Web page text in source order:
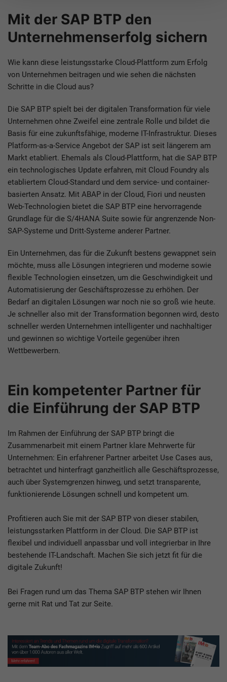
Mit der SAP BTP den
Unternehmenserfolg sichern
Wie kann diese leistungsstarke Cloud-Plattform zum Erfolg
von Unternehmen beitragen und wie sehen die nächsten
Schritte in die Cloud aus?
Die SAP BTP spielt bei der digitalen Transformation für viele
Unternehmen ohne Zweifel eine zentrale Rolle und bildet die
Basis für eine zukunftsfähige, moderne IT-Infrastruktur. Dieses
Platform-as-a-Service Angebot der SAP ist seit längerem am
Markt etabliert. Ehemals als Cloud-Plattform, hat die SAP BTP
ein technologisches Update erfahren, mit Cloud Foundry als
etabliertem Cloud-Standard und dem service- und container-
basierten Ansatz. Mit ABAP in der Cloud, Fiori und neusten
Web-Technologien bietet die SAP BTP eine hervorragende
Grundlage für die S/4HANA Suite sowie für angrenzende Non-
SAP-Systeme und Dritt-Systeme anderer Partner.
Ein Unternehmen, das für die Zukunft bestens gewappnet sein
möchte, muss alle Lösungen integrieren und moderne sowie
flexible Technologien einsetzen, um die Geschwindigkeit und
Automatisierung der Geschäftsprozesse zu erhöhen. Der
Bedarf an digitalen Lösungen war noch nie so groß wie heute.
Je schneller also mit der Transformation begonnen wird, desto
schneller werden Unternehmen intelligenter und nachhaltiger
und gewinnen so wichtige Vorteile gegenüber ihren
Wettbewerbern.
Ein kompetenter Partner für
die Einführung der SAP BTP
Im Rahmen der Einführung der SAP BTP bringt die
Zusammenarbeit mit einem Partner klare Mehrwerte für
Unternehmen: Ein erfahrener Partner arbeitet Use Cases aus,
betrachtet und hinterfragt ganzheitlich alle Geschäftsprozesse,
auch über Systemgrenzen hinweg, und setzt transparente,
funktionierende Lösungen schnell und kompetent um.
Profitieren auch Sie mit der SAP BTP von dieser stabilen,
leistungsstarken Plattform in der Cloud. Die SAP BTP ist
flexibel und individuell anpassbar und voll integrierbar in Ihre
bestehende IT-Landschaft. Machen Sie sich jetzt fit für die
digitale Zukunft!
Bei Fragen rund um das Thema SAP BTP stehen wir Ihnen
gerne mit Rat und Tat zur Seite.